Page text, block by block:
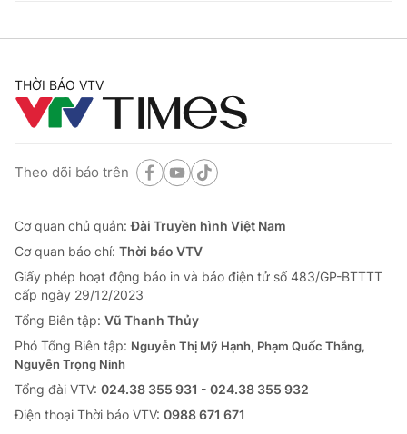
THỜI BÁO VTV
Theo dõi báo trên
Cơ quan chủ quản:Đài Truyền hình Việt Nam
Cơ quan báo chí: Thời báo VTV
Giấy phép hoạt động báo in và báo điện tử số 483/GP-BTTTT
cấp ngày 29/12/2023
Tổng Biên tập: Vũ Thanh Thủy
Phó Tổng Biên tập: Nguyễn Thị Mỹ Hạnh, Phạm Quốc Thắng,
Nguyễn Trọng Ninh
Tổng đài VTV: 024.38 355 931 - 024.38 355 932
Ðiện thoại Thời báo VTV: 0988 671 671